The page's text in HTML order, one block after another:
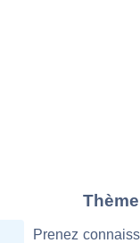
Prenez